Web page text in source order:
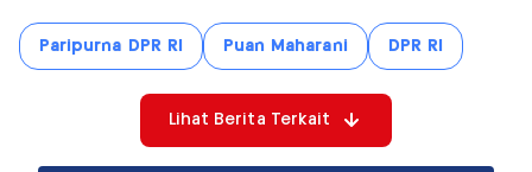
Paripurna DPR RI Puan Maharani DPR RI
Lihat Berita Terkait